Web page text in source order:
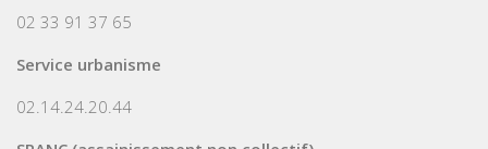
02 33 91 37 65
Service urbanisme
02.14.24.20.44